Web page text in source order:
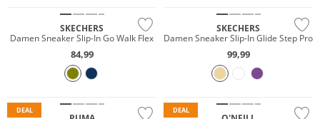
SKECHERS
Damen Sneaker Slip-In Go Walk Flex
84,99
SKECHERS
Damen Sneaker Slip-In Glide Step Pro
99,99
DEAL DEAL